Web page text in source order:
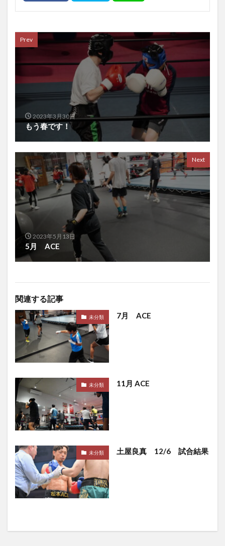
Prev
2023年3月30日
もう春です！
Next
2023年5月13日
5月 ACE
関連する記事
未分類 7月 ACE
未分類 11月 ACE
未分類 土屋良真 12/6 試合結果